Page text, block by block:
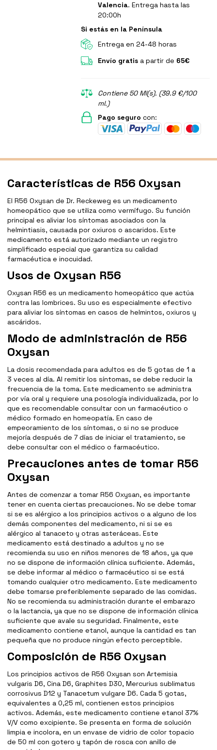
Valencia. Entrega hasta las
20:00h
Si estás en la Península
Entrega en 24-48 horas
Envío gratisa partir de 65€
Contiene 50 Ml(s). (39.9 €/100
ml.)
Pago seguro con:
Características de R56 Oxysan
El R56 Oxysan de Dr. Reckeweg es un medicamento
homeopático que se utiliza como vermífugo. Su función
principal es aliviar los síntomas asociados con la
helmintiasis, causada por oxiuros o ascaridos. Este
medicamento está autorizado mediante un registro
simplificado especial que garantiza su calidad
farmacéutica e inocuidad.
Usos de Oxysan R56
Oxysan R56 es un medicamento homeopático que actúa
contra las lombrices. Su uso es especialmente efectivo
para aliviar los síntomas en casos de helmintos, oxiuros y
ascáridos.
Modo de administración de R56
Oxysan
La dosis recomendada para adultos es de 5 gotas de 1 a
3 veces al día. Al remitir los síntomas, se debe reducir la
frecuencia de la toma. Este medicamento se administra
por vía oral y requiere una posología individualizada, por lo
que es recomendable consultar con un farmacéutico o
médico formado en homeopatía. En caso de
empeoramiento de los síntomas, o si no se produce
mejoría después de 7 días de iniciar el tratamiento, se
debe consultar con el médico o farmacéutico.
Precauciones antes de tomar R56
Oxysan
Antes de comenzar a tomar R56 Oxysan, es importante
tener en cuenta ciertas precauciones. No se debe tomar
si se es alérgico a los principios activos o a alguno de los
demás componentes del medicamento, ni si se es
alérgico al tanaceto y otras asteráceas. Este
medicamento está destinado a adultos y no se
recomienda su uso en niños menores de 18 años, ya que
no se dispone de información clínica suficiente. Además,
se debe informar al médico o farmacéutico si se está
tomando cualquier otro medicamento. Este medicamento
debe tomarse preferiblemente separado de las comidas.
No se recomienda su administración durante el embarazo
o la lactancia, ya que no se dispone de información clínica
suficiente que avale su seguridad. Finalmente, este
medicamento contiene etanol, aunque la cantidad es tan
pequeña que no produce ningún efecto perceptible.
Composición de R56 Oxysan
Los principios activos de R56 Oxysan son Artemisia
vulgaris D6, Cina D6, Graphites D30, Mercurius sublimatus
corrosivus D12 y Tanacetum vulgare D6. Cada 5 gotas,
equivalentes a 0,25 ml, contienen estos principios
activos. Además, este medicamento contiene etanol 37%
V/V como excipiente. Se presenta en forma de solución
limpia e incolora, en un envase de vidrio de color topacio
de 50 ml con gotero y tapón de rosca con anillo de